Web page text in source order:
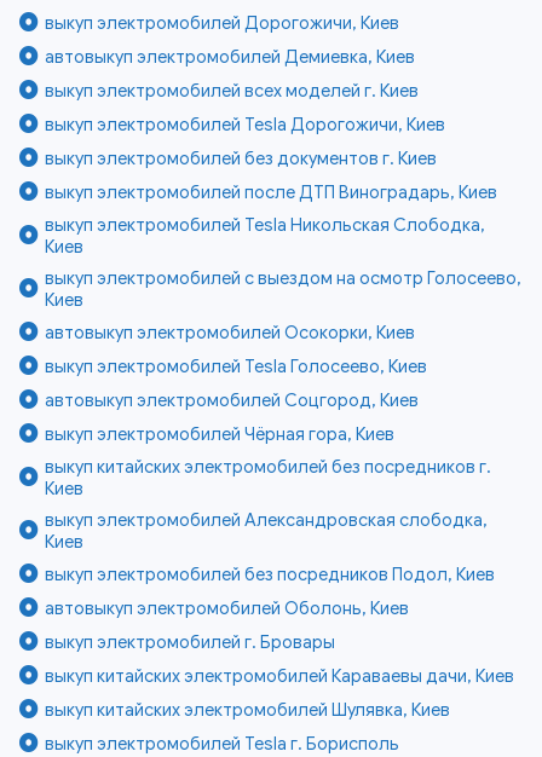
выкуп электромобилей Дорогожичи, Киев
автовыкуп электромобилей Демиевка, Киев
выкуп электромобилей всех моделей г. Киев
выкуп электромобилей Tesla Дорогожичи, Киев
выкуп электромобилей без документов г. Киев
выкуп электромобилей после ДТП Виноградарь, Киев
выкуп электромобилей Tesla Никольская Слободка,
Киев
выкуп электромобилей с выездом на осмотр Голосеево,
Киев
автовыкуп электромобилей Осокорки, Киев
выкуп электромобилей Tesla Голосеево, Киев
автовыкуп электромобилей Соцгород, Киев
выкуп электромобилей Чёрная гора, Киев
выкуп китайских электромобилей без посредников г.
Киев
выкуп электромобилей Александровская слободка,
Киев
выкуп электромобилей без посредников Подол, Киев
автовыкуп электромобилей Оболонь, Киев
выкуп электромобилей г. Бровары
выкуп китайских электромобилей Караваевы дачи, Киев
выкуп китайских электромобилей Шулявка, Киев
выкуп электромобилей Tesla г. Борисполь